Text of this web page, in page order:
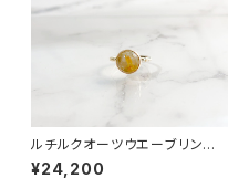
ルチルクオーツウエーブリング
RG21-074
¥24,200